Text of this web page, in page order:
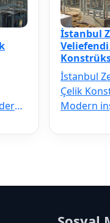
İstanbul
İstanbul
Çelik
Modern
Zeytinbu…